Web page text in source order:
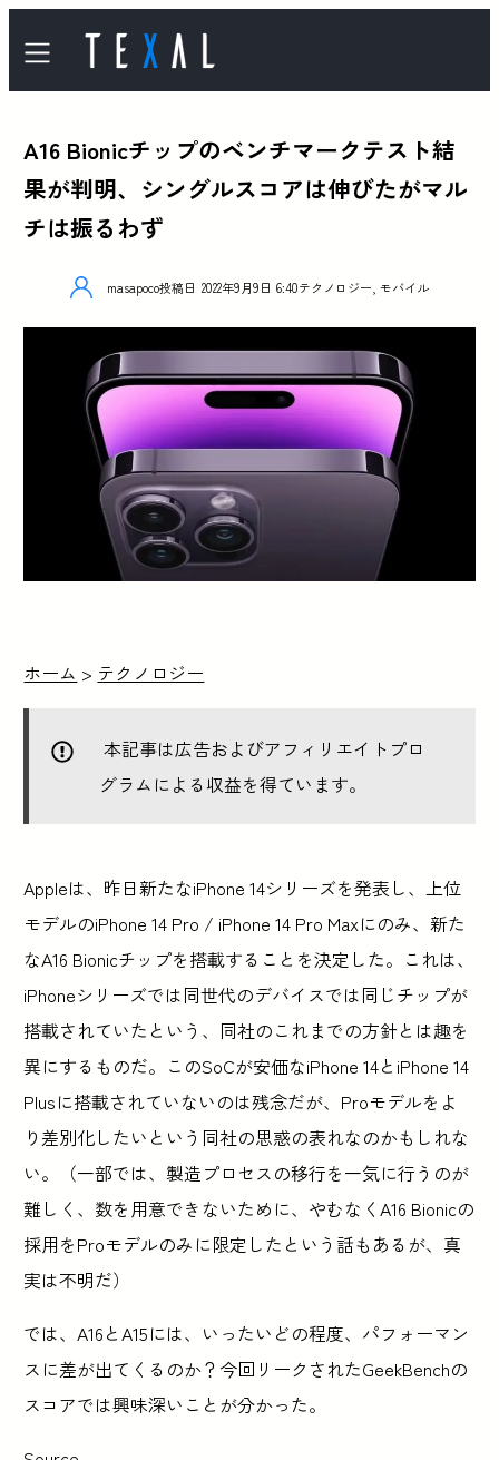
A16 Bionicチップのベンチマークテスト結
果が判明、シングルスコアは伸びたがマル
チは振るわず
masapoco投稿日 2022年9月9日 6:40テクノロジー モバイル
ホーム > テクノロジー
本記事は広告およびアフィリエイトプロ
グラムによる収益を得ています。
Appleは、昨日新たなiPhone 14シリーズを発表し、上位
モデルのiPhone 14 Pro / iPhone 14 Pro Maxにのみ、新た
なA16 Bionicチップを搭載することを決定した。これは、
iPhoneシリーズでは同世代のデバイスでは同じチップが
搭載されていたという、同社のこれまでの方針とは趣を
異にするものだ。このSoCが安価なiPhone 14とiPhone 14
Plusに搭載されていないのは残念だが、Proモデルをよ
り差別化したいという同社の思惑の表れなのかもしれな
い。（一部では、製造プロセスの移行を一気に行うのが
難しく、数を用意できないために、やむなくA16 Bionicの
採用をProモデルのみに限定したという話もあるが、真
実は不明だ）
では、A16とA15には、いったいどの程度、パフォーマン
スに差が出てくるのか？今回リークされたGeekBenchの
スコアでは興味深いことが分かった。